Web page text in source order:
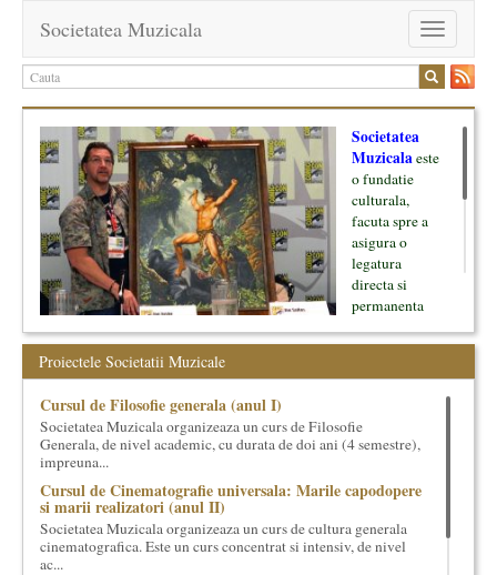
Toggle
navigation
Societatea Muzicala
Societatea
Muzicalaeste
o fundatie
culturala,
facuta spre a
asigura o
legatura
directa si
permanenta
oamenii ei, pe
inceput cu muzica clasica - si de aici numele -, insa acum
dezvoltam proiecte si in alte domenii ale culturii.
Facem management cultural, dezvoltam si administram proiecte
proprii sau preluate, modele si sisteme de finantare, marketing
cultural si consultanta. Organizam concursuri, concerte si
evenimente culturale, private sau publice, tinem cursuri de
cultura generala muzicala, teatrala, filosofica si de alte feluri.
Proiectele Societatii Muzicale
Cursul de Filosofie generala (anul I)
Societatea Muzicala organizeaza un curs de Filosofie
Generala, de nivel academic, cu durata de doi ani (4 semestre),
impreuna...
Cursul de Cinematografie universala: Marile capodopere
si marii realizatori (anul II)
Societatea Muzicala organizeaza un curs de cultura generala
cinematografica. Este un curs concentrat si intensiv, de nivel
ac...